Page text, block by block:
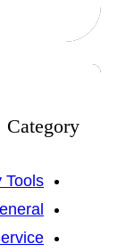
Category
Tools